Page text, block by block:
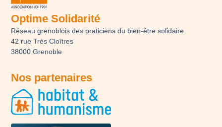
Optime Solidarité
Réseau grenoblois des praticiens du bien-être solidaire
42 rue Très Cloîtres
38000 Grenoble
Nos partenaires